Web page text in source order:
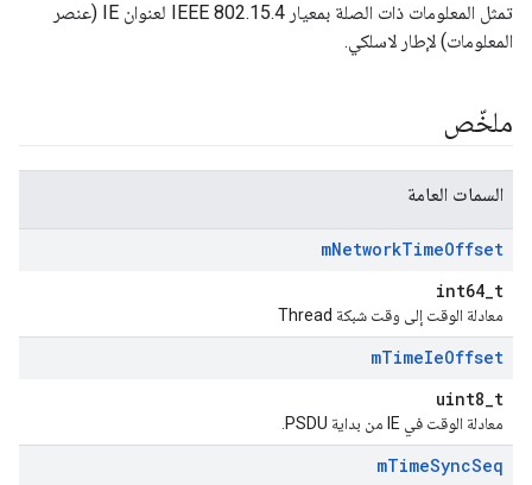
تمثل المعلومات ذات الصلة بمعيار IEEE 802.15.4 لعنوان IE (عنصر
المعلومات) لإطار لاسلكي.
ملخّص
السمات العامة
mNetworkTimeOffset
int64_t
معادلة الوقت إلى وقت شبكة Thread
mTimeIeOffset
uint8_t
معادلة الوقت في IE من بداية PSDU.
mTimeSyncSeq